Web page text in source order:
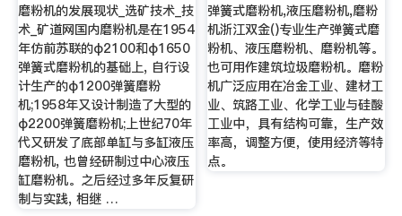
磨粉机的发展现状_选矿技术_技
术_矿道网国内磨粉机是在1954
年仿前苏联的φ2100和φ1650
弹簧式磨粉机的基础上, 自行设
计生产的φ1200弹簧磨粉
机;1958年又设计制造了大型的
φ2200弹簧磨粉机;上世纪70年
代又研发了底部单缸与多缸液压
磨粉机, 也曾经研制过中心液压
缸磨粉机。之后经过多年反复研
制与实践, 相继 …
弹簧式磨粉机,液压磨粉机,磨粉
机浙江双金()专业生产弹簧式磨
粉机、液压磨粉机、磨粉机等。
也可用作建筑垃圾磨粉机。磨粉
机广泛应用在冶金工业、建材工
业、筑路工业、化学工业与硅酸
工业中，具有结构可靠，生产效
率高，调整方便，使用经济等特
点。